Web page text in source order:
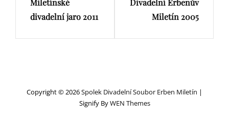
Miletínské
divadelní jaro 2011
Divadelní Erbenův
Miletín 2005
Copyright © 2026Spolek Divadelní Soubor Erben Miletín |
Signify ByWEN Themes